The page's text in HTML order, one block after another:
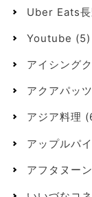
Uber Eats
Youtube (5)
アイシング
アクアパッ
アジア料理
アップルパイ
アフタヌー